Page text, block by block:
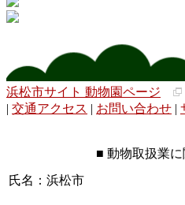
浜松市サイト 動物園ページ
| 交通アクセス | お問い合わせ |
■ 動物取扱業
氏名：浜松市